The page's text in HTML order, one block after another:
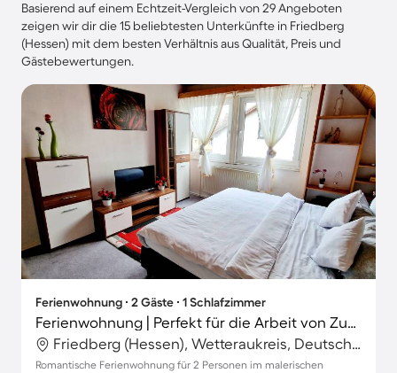
Basierend auf einem Echtzeit-Vergleich von 29 Angeboten
zeigen wir dir die 15 beliebtesten Unterkünfte in Friedberg
(Hessen) mit dem besten Verhältnis aus Qualität, Preis und
Gästebewertungen.
Ferienwohnung ∙ 2 Gäste ∙ 1 Schlafzimmer
Ferienwohnung | Perfekt für die Arbeit von Zuhause
Friedberg (Hessen), Wetteraukreis, Deutschland
Romantische Ferienwohnung für 2 Personen im malerischen